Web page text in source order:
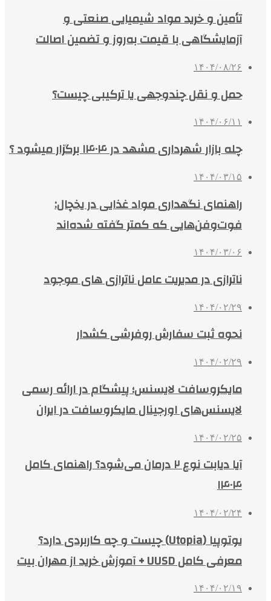
تأمین و خرید مواد شیمیایی صنعتی و
آزمایشگاهی با قیمت به‌روز و تضمین اصالت
۱۴۰۴/۰۸/۲۶
حمل و نقل چندوجهی یا ترکیبی چیست؟
۱۴۰۴/۰۶/۱۱
چله بازار شهرداری مشهد در ۱۴۰۴ برگزار میشود ؟
۱۴۰۴/۰۳/۱۵
راهنمای نگهداری مواد غذایی در یخچال:
فوت‌وفن‌هایی که کمتر گفته شده‌اند
۱۴۰۴/۰۳/۰۶
ناترازی در مدیریت عامل ناترازی های موجود
۱۴۰۴/۰۲/۲۹
نحوه ثبت سفارش روفرشی کشدار
۱۴۰۴/۰۲/۲۹
مایکروسافت لایسنس؛ پیشگام در ارائه رسمی
لایسنس‌های اورجینال مایکروسافت در ایران
۱۴۰۴/۰۲/۲۵
آیا دیابت نوع ۲ درمان می‌شود؟ راهنمای کامل
۱۴۰۴
۱۴۰۴/۰۲/۲۴
یوتوپیا (Utopia) چیست و چه کاربردی دارد؟
معرفی کامل UUSD + آموزش خرید از مهران بیت
۱۴۰۴/۰۲/۱۹